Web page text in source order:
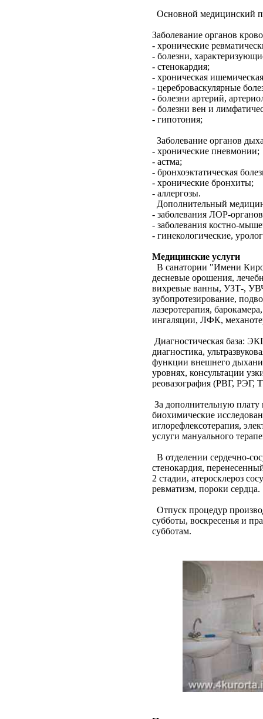
Основной медицинский
Заболевание органов
- хронические
- болезни,
- стенокардия;
- хроническая
- цереброваскулярные
- болезни артерий,
- болезни вен и
- гипотония;
Заболевание органов
- хронические пневмонии;
- астма;
- бронхоэктатическая
- хронические бронхиты;
- аллергозы.
Дополнительный
- заболевания ЛОР-
- заболевания костно-
- гинекологические,
Медицинские услуги
В санатории "Имени
десневые орошения,
вихревые ванны, УЗТ-,
зубопротезирование,
лазеротерапия,
ингаляции, ЛФК,
Диагностическая база:
диагностика,
функции внешнего
уровнях, консультации
реовазография (РВГ, РЭГ,
За дополнительную
биохимические
иглорефлексотерапия,
услуги мануального
В отделении сердечно-
стенокардия,
2 стадии, атеросклероз
ревматизм, пороки сердца.
Отпуск процедур
субботы, воскресенья и
субботам.